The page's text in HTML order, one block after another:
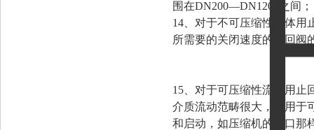
围在DN200—DN1200之间；
14、对于不可压缩性流体用
所需要的关闭速度的止回阀
15、对于可压缩性流体用止
介质流动范畴很大，则用于
和启动，如压缩机的出口那